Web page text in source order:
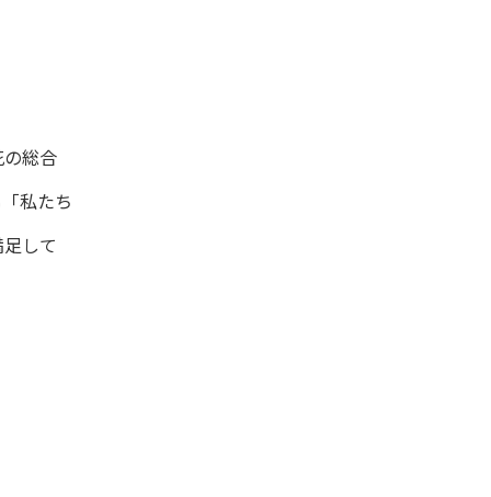
総合
私たち
して